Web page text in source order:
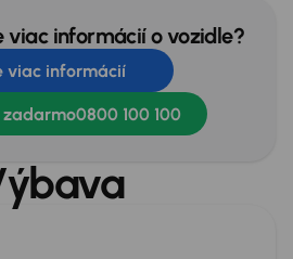
viac informácií o vozidle?
viac informácií
0800 100 100